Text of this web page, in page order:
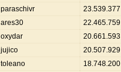
paraschivr 23.539.377
ares30 22.465.759
oxydar 20.661.593
jujico 20.507.929
toleano 18.748.200